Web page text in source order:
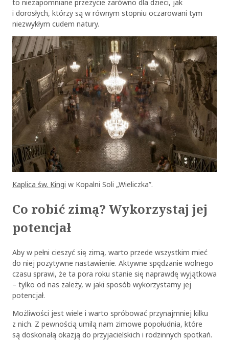
i dorosłych, którzy są w równym stopniu oczarowani tym
niezwykłym cudem natury.
Kaplica św. Kingi w Kopalni Soli „Wieliczka”.
Co robić zimą? Wykorzystaj jej
potencjał
Aby w pełni cieszyć się zimą, warto przede wszystkim mieć
do niej pozytywne nastawienie. Aktywne spędzanie wolnego
czasu sprawi, że ta pora roku stanie się naprawdę wyjątkowa
– tylko od nas zależy, w jaki sposób wykorzystamy jej
potencjał.
Możliwości jest wiele i warto spróbować przynajmniej kilku
z nich. Z pewnością umilą nam zimowe popołudnia, które
są doskonałą okazją do przyjacielskich i rodzinnych spotkań.